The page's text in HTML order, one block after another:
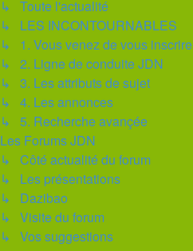
↳ Toute l'actualité
↳ LES INCONTOURNABLES
↳ 1. Vous venez de vous inscrire
↳ 2. Ligne de conduite JDN
↳ 3. Les attributs de sujet
↳ 4. Les annonces
↳ 5. Recherche avançée
Les Forums JDN
↳ Côté actualité du forum
↳ Les présentations
↳ Dazibao
↳ Visite du forum
↳ Vos suggestions